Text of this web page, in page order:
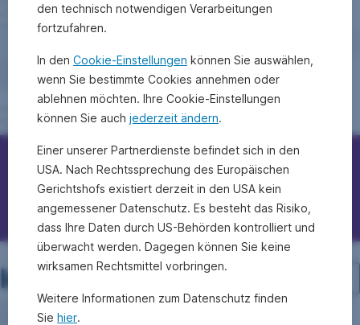
Erste Bank/Sparkassen kontaktieren
Fragen, Ideen, Anregungen?
Investment-Struktur
den technisch notwendigen Verarbeitungen
fortzufahren.
In den Cookie-Einstellungen können Sie auswählen,
wenn Sie bestimmte Cookies annehmen oder
ablehnen möchten. Ihre Cookie-Einstellungen
können Sie auch jederzeit ändern.
Einer unserer Partnerdienste befindet sich in den
USA. Nach Rechtssprechung des Europäischen
Gerichtshofs existiert derzeit in den USA kein
angemessener Datenschutz. Es besteht das Risiko,
dass Ihre Daten durch US-Behörden kontrolliert und
überwacht werden. Dagegen können Sie keine
wirksamen Rechtsmittel vorbringen.
Weitere Informationen zum Datenschutz finden
Sie hier.